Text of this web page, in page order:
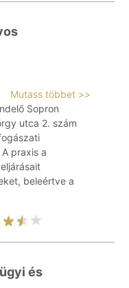
Mutass többet >>
Sopron
utca 2. szám
praxis a
beleértve a
és